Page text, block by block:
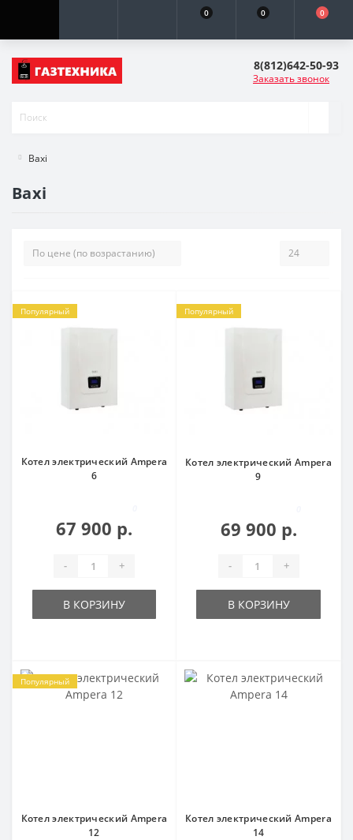
0 0 0
8(812)642-50-93
Заказать звонок
Baxi
Baxi
Популярный
Котел электрический Ampera
6
67 900 р.
- +
В КОРЗИНУ
Популярный
Котел электрический Ampera
9
69 900 р.
- +
В КОРЗИНУ
Популярный
Котел электрический Ampera
12
Котел электрический Ampera
14